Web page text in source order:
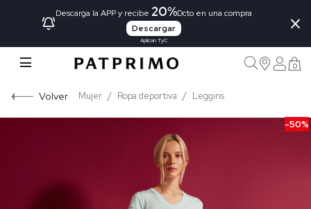
Descarga la APP y recibe 20%Dcto en una compra
Descargar
Aplican TyC
×
0
Volver Mujer Ropa deportiva Leggins
-50%